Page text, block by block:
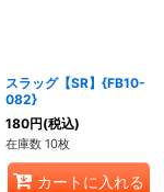
スラッグ【SR】{FB10-
082}
180円(税込)
在庫数 10枚
カートに入れる